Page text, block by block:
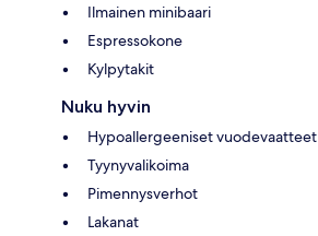
Ilmainen minibaari
Espressokone
Kylpytakit
Nuku hyvin
Hypoallergeeniset vuodevaatteet
Tyynyvalikoima
Pimennysverhot
Lakanat